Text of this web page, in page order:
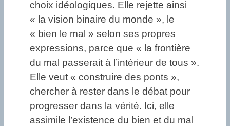
choix idéologiques. Elle rejette ainsi
« la vision binaire du monde », le
« bien le mal » selon ses propres
expressions, parce que « la frontière
du mal passerait à l’intérieur de tous ».
Elle veut « construire des ponts »,
chercher à rester dans le débat pour
progresser dans la vérité. Ici, elle
assimile l’existence du bien et du mal